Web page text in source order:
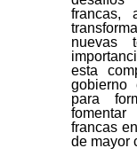
francas,
nuevas
esta
gobierno
para
francas
de mayor